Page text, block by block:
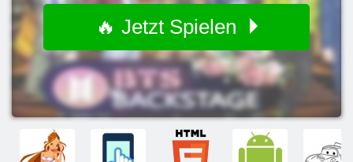
🔥 Jetzt Spielen